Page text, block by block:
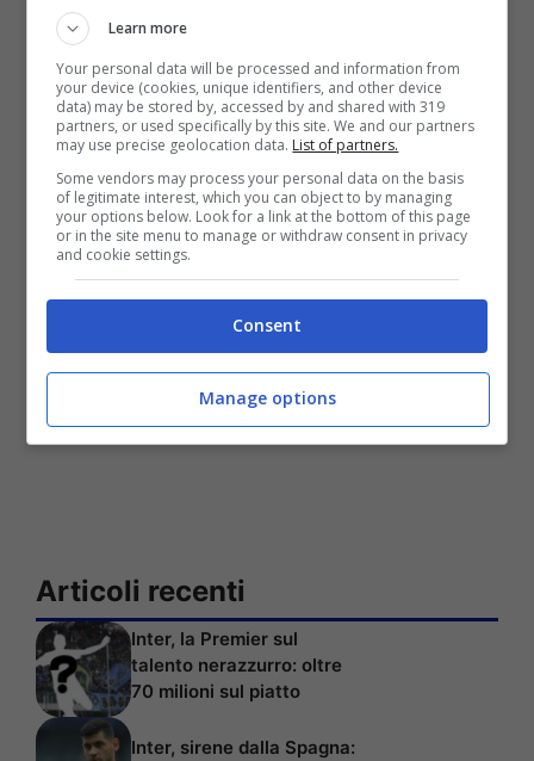
Zhang suAllegri
sfida aperta
Articoli recenti
Inter, la Premier sul
talento nerazzurro: oltre
70 milioni sul piatto
Inter, sirene dalla Spagna:
Learn more
Your personal data will be processed and information from
your device (cookies, unique identifiers, and other device
data) may be stored by, accessed by and shared with 319
partners, or used specifically by this site. We and our partners
may use precise geolocation data. List of partners.
Some vendors may process your personal data on the basis
of legitimate interest, which you can object to by managing
your options below. Look for a link at the bottom of this page
or in the site menu to manage or withdraw consent in privacy
and cookie settings.
Consent
Manage options